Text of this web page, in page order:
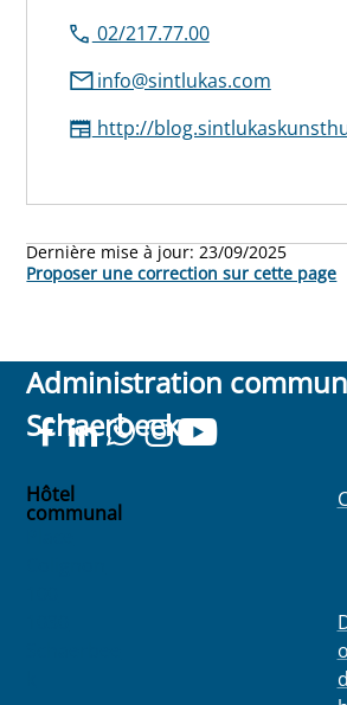
02/217.77.00
info@sintlukas.com
http://
Dernière mise à jour:23/09/2025
Proposer une correction sur cette page
Administration
Schaerbeek
Hôtel
communal